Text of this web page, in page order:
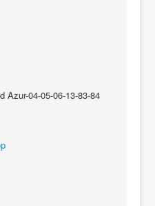
Azur-04-05-06-13-83-84